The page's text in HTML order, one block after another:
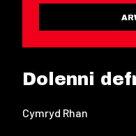
Dolenni
Cymryd Rhan